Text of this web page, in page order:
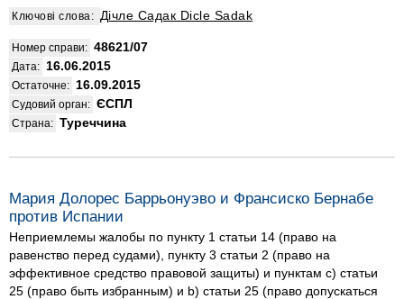
Ключові слова: Дічле Садак Dicle Sadak
Номер справи: 48621/07
Дата: 16.06.2015
Остаточне: 16.09.2015
Судовий орган: ЄСПЛ
Страна: Туреччина
Мария Долорес Баррьонуэво и Франсиско Бернабе
против Испании
Неприемлемы жалобы по пункту 1 статьи 14 (право на
равенство перед судами), пункту 3 статьи 2 (право на
эффективное средство правовой защиты) и пунктам c) статьи
25 (право быть избранным) и b) статьи 25 (право допускаться